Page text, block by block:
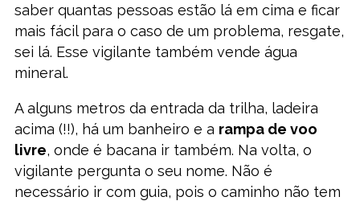
saber quantas pessoas estão lá em cima e ficar
mais fácil para o caso de um problema, resgate,
sei lá. Esse vigilante também vende água
mineral.
A alguns metros da entrada da trilha, ladeira
acima (!!), há um banheiro e a rampa de voo
livre, onde é bacana ir também. Na volta, o
vigilante pergunta o seu nome. Não é
necessário ir com guia, pois o caminho não tem